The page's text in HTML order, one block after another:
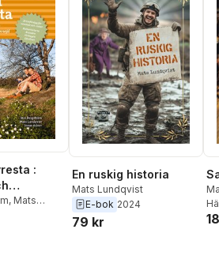
:
i
med
, Mats
Adner
Totalt antal röster:
En ruskig historia
Mats Lundqvist
E-bok 2024
79 kr